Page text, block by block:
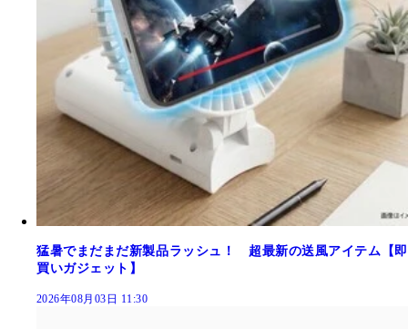
猛暑でまだまだ新製品ラッシュ！ 超最新の送風アイテム【即
買いガジェット】
2026年08月03日 11:30